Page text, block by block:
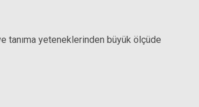
tanıma yeteneklerinden büyük ölçüde